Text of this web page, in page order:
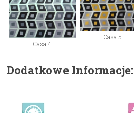
Casa 4
Casa 5
Dodatkowe Informacje: